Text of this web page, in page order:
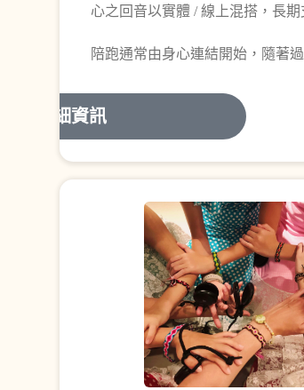
心之回音以實體 / 線上混搭，長
陪跑通常由身心連結開始，隨著
詳細資訊